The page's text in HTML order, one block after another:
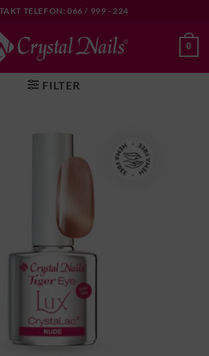
TELEFON: 066 / 999 - 224
0
FILTER